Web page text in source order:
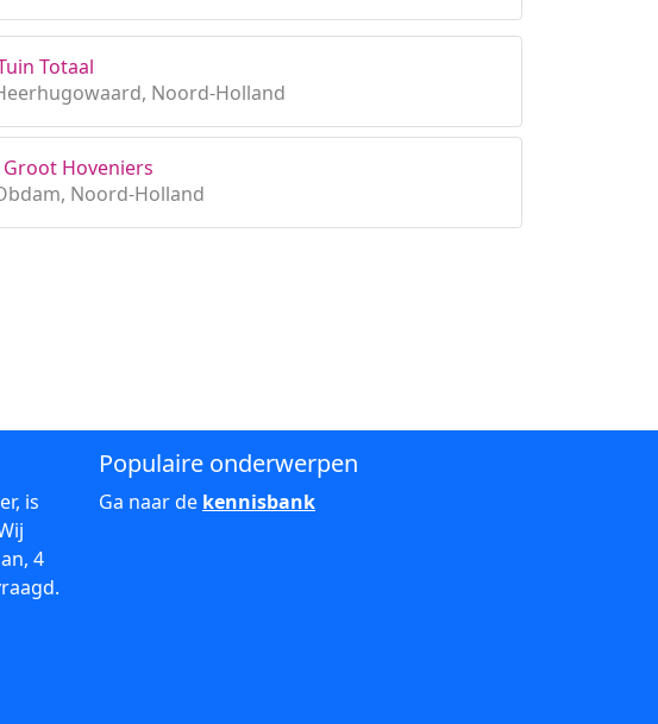
Totaal
Noord-Holland
Hoveniers
Noord-Holland
is
4
Populaire onderwerpen
Ga naar de kennisbank